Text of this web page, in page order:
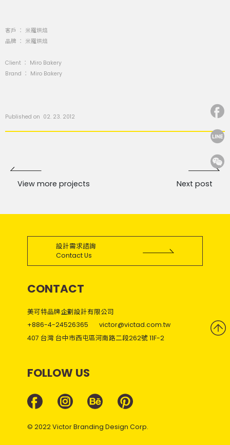
客戶 ： 米羅烘焙
品牌 ： 米羅烘焙
Client ： Miro Bakery
Brand ： Miro Bakery
Published on 02. 23. 2012
View more projects Next post
設計需求諮詢
Contact Us
CONTACT
美可特品牌企劃設計有限公司
+886-4-24526365
victor@victad.com.tw
407 台灣 台中市西屯區河南路二段262號 11F-2
FOLLOW US
© 2022 Victor Branding Design Corp.